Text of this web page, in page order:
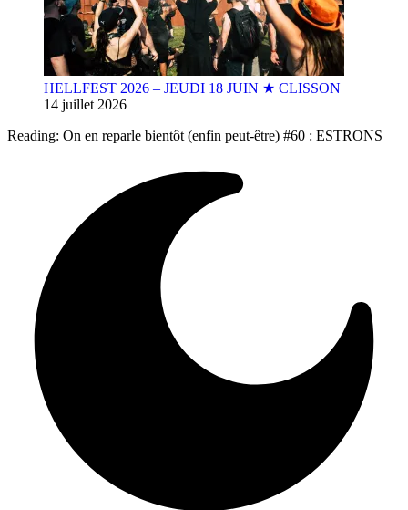
HELLFEST 2026 – JEUDI 18 JUIN ★ CLISSON
14 juillet 2026
Reading: On en reparle bientôt (enfin peut-être) #60 : ESTRONS